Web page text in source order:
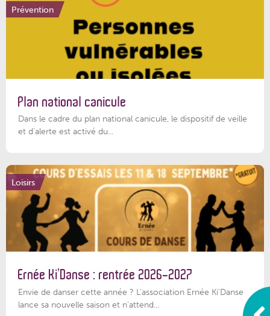
Prévention
Plan national canicule
Dans le cadre du plan national canicule, le dispositif de veille
et d’alerte est activé du...
Loisirs
Ernée Ki’Danse : rentrée 2026-2027
Envie de danser cette année ? L'association Ernée Ki'Danse
lance sa nouvelle saison et n'attend...